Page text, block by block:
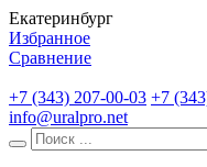
Екатеринбург
Избранное
Сравнение
+7 (343) 207-00-03 +7
info@uralpro.net